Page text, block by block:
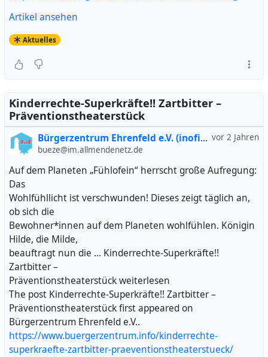
Artikel ansehen
Aktuelles
Kinderrechte-Superkräfte!! Zartbitter –
Präventionstheaterstück
vor 2 Jahren
Bürgerzentrum Ehrenfeld e.V. (inofiziell)
bueze@im.allmendenetz.de
Auf dem Planeten „Fühlofein“ herrscht große Aufregung:
Das
Wohlfühllicht ist verschwunden! Dieses zeigt täglich an,
ob sich die
Bewohner*innen auf dem Planeten wohlfühlen. Königin
Hilde, die Milde,
beauftragt nun die … Kinderrechte-Superkräfte!!
Zartbitter –
Präventionstheaterstück weiterlesen
The post Kinderrechte-Superkräfte!! Zartbitter –
Präventionstheaterstück first appeared on
Bürgerzentrum Ehrenfeld e.V..
https://www.buergerzentrum.info/kinderrechte-
superkraefte-zartbitter-praeventionstheaterstueck/